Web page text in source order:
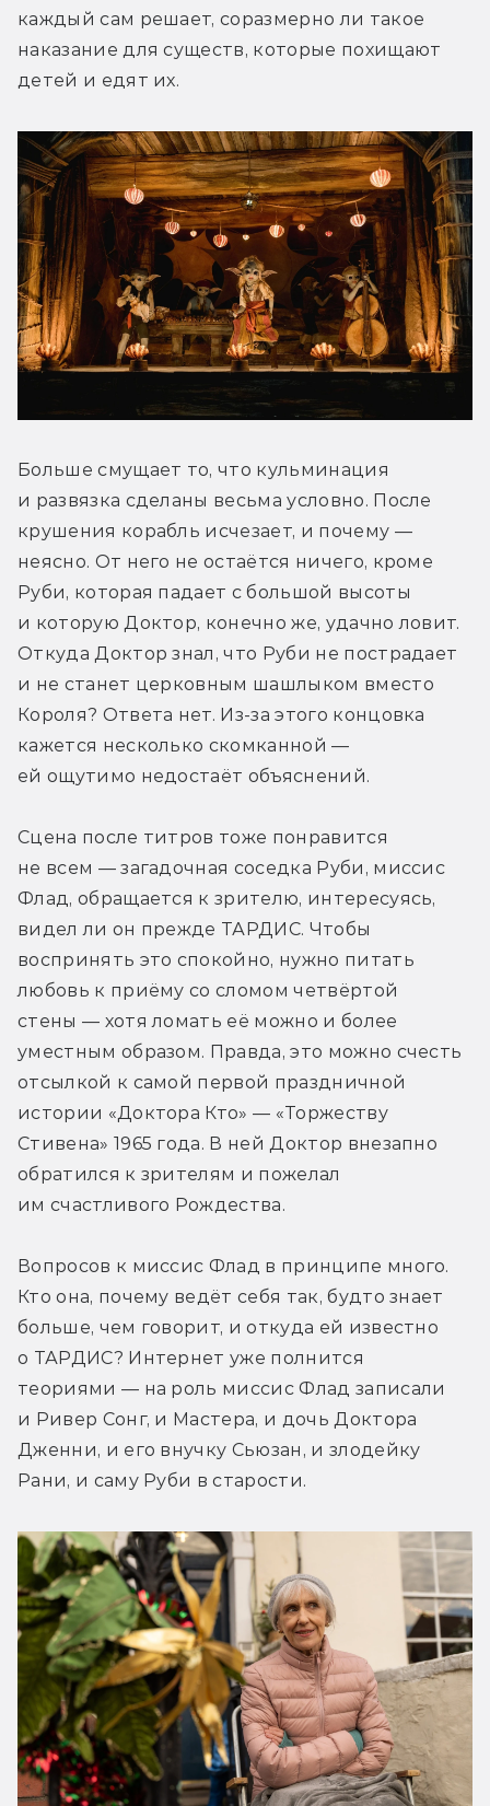
каждый сам решает, соразмерно ли такое
наказание для существ, которые похищают
детей и едят их.
Больше смущает то, что кульминация
и развязка сделаны весьма условно. После
крушения корабль исчезает, и почему —
неясно. От него не остаётся ничего, кроме
Руби, которая падает с большой высоты
и которую Доктор, конечно же, удачно ловит.
Откуда Доктор знал, что Руби не пострадает
и не станет церковным шашлыком вместо
Короля? Ответа нет. Из-за этого концовка
кажется несколько скомканной —
ей ощутимо недостаёт объяснений.
Сцена после титров тоже понравится
не всем — загадочная соседка Руби, миссис
Флад, обращается к зрителю, интересуясь,
видел ли он прежде ТАРДИС. Чтобы
воспринять это спокойно, нужно питать
любовь к приёму со сломом четвёртой
стены — хотя ломать её можно и более
уместным образом. Правда, это можно счесть
отсылкой к самой первой праздничной
истории «Доктора Кто» — «Торжеству
Стивена» 1965 года. В ней Доктор внезапно
обратился к зрителям и пожелал
им счастливого Рождества.
Вопросов к миссис Флад в принципе много.
Кто она, почему ведёт себя так, будто знает
больше, чем говорит, и откуда ей известно
о ТАРДИС? Интернет уже полнится
теориями — на роль миссис Флад записали
и Ривер Сонг, и Мастера, и дочь Доктора
Дженни, и его внучку Сьюзан, и злодейку
Рани, и саму Руби в старости.